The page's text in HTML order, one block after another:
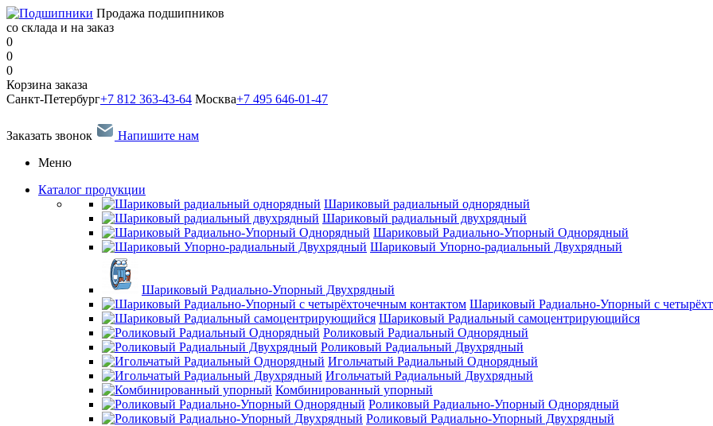
Продажа подшипников
со склада и на заказ
0
0
0
Корзина заказа
Санкт-Петербург+7 812 363-43-64 Москва+7 495 646-01-47
Заказать звонок
Напишите нам
Меню
Каталог продукции
Шариковый радиальный однорядный
Шариковый радиальный двухрядный
Шариковый Радиально-Упорный Однорядный
Шариковый Упорно-радиальный Двухрядный
Шариковый Радиально-Упорный Двухрядный
Шариковый Радиально-Упорный с
Шариковый Радиальный самоцентрирующийся
Роликовый Радиальный Однорядный
Роликовый Радиальный Двухрядный
Игольчатый Радиальный Однорядный
Игольчатый Радиальный Двухрядный
Комбинированный упорный
Роликовый Радиально-Упорный Однорядный
Роликовый Радиально-Упорный Двухрядный